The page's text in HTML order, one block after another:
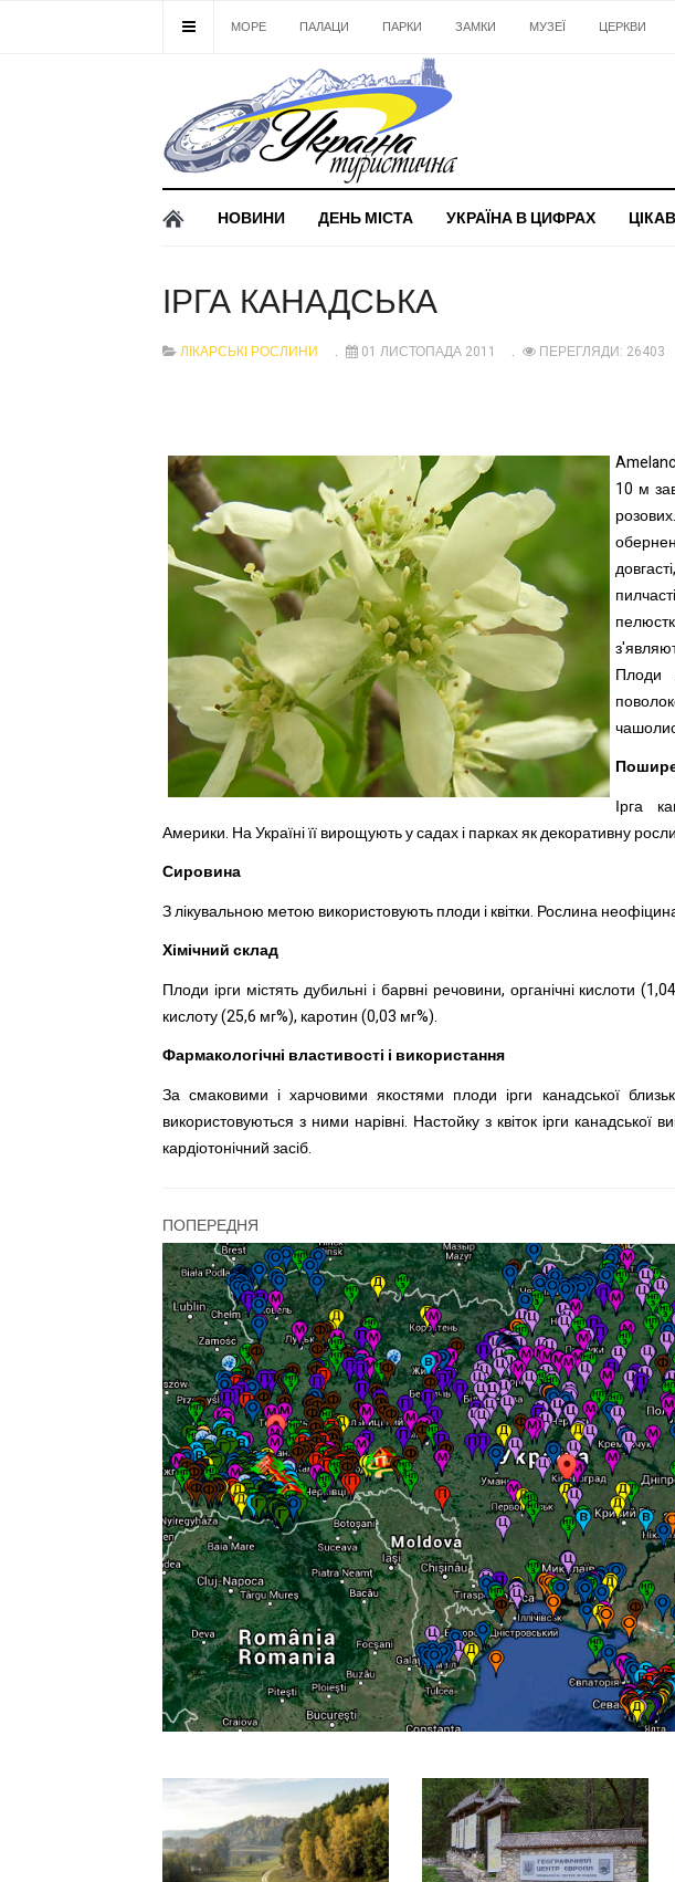
МОРЕ ПАЛАЦИ ПАРКИ ЗАМКИ МУЗЕЇ ЦЕРКВИ
НОВИНИ ДЕНЬ МІСТА УКРАЇНА В ЦИФРАХ
ІРГА КАНАДСЬКА
ЛІКАРСЬКІ РОСЛИНИ 01 ЛИСТОПАДА 2011 ПЕРЕГЛЯДИ: 26403
10 м
Плоди
Ірга
Америки. На Україні її вирощують у садах і парках як декоративну
Сировина
З лікувальною метою використовують плоди і квітки. Рослина
Хімічний склад
Плоди ірги містять дубильні і барвні речовини, органічні кислоти
кислоту (25,6 мг%), каротин (0,03 мг%).
Фармакологічні властивості і використання
За смаковими і харчовими якостями плоди ірги канадської
використовуються з ними нарівні. Настойку з квіток ірги канадської
кардіотонічний засіб.
ПОПЕРЕДНЯ